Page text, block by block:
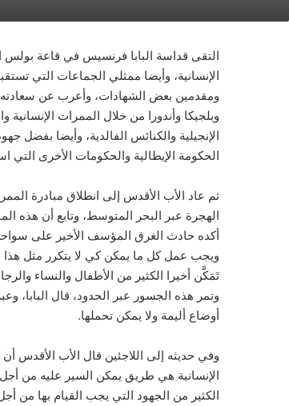
التقى قداسة البابا فرنسيس في قاعة بولس
الإنسانية، وأيضا ممثلي الجماعات التي
ومقدمين بعض الشهادات، وأعرب عن سعادته
وبلجيكا وأندورا من خلال الممرات
الإنجيلية والكنائس الفالدية، وأيضا بفضل
الحكومة الإيطالية والحكومات الأخرى التي
الهجرة عبر البحر المتوسط، وتابع أن هذه
أكده حادث الغرق المؤسف الأخير على سواحل
ويجب عمل كل ما يمكن كي لا يتكرر مثل هذا
تَمَكَّن أخيرا الكثير من الأطفال والنساء
وتمر هذه الجسور عبر الحدود، قال البابا،
أوضاع أليمة ولا يمكن تحملها.
وفي حديثه إلى اللاجئين قال الأب الأقدس
الإنسانية هي طريق يمكن السير عليه من
الكثير من الجهود التي يجب القيام بها من